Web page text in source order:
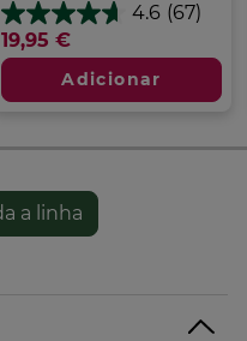
4.6 (67)
4.6
em
5
estrelas.
67
19,95 €
Adicionar
a linha